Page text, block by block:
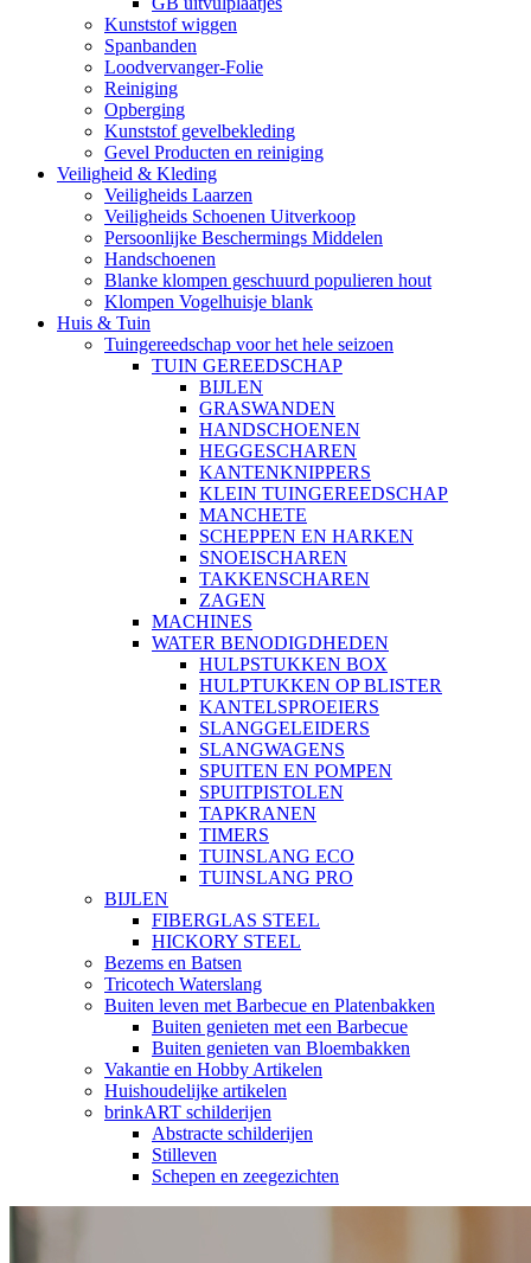
Kunststof wiggen
Spanbanden
Loodvervanger-Folie
Reiniging
Opberging
Kunststof gevelbekleding
Gevel Producten en reiniging
Veiligheid & Kleding
Veiligheids Laarzen
Veiligheids Schoenen Uitverkoop
Persoonlijke Beschermings Middelen
Handschoenen
Blanke klompen geschuurd populieren hout
Klompen Vogelhuisje blank
Huis & Tuin
Tuingereedschap voor het hele seizoen
TUIN GEREEDSCHAP
BIJLEN
GRASWANDEN
HANDSCHOENEN
HEGGESCHAREN
KANTENKNIPPERS
KLEIN TUINGEREEDSCHAP
MANCHETE
SCHEPPEN EN HARKEN
SNOEISCHAREN
TAKKENSCHAREN
ZAGEN
MACHINES
WATER BENODIGDHEDEN
HULPSTUKKEN BOX
HULPTUKKEN OP BLISTER
KANTELSPROEIERS
SLANGGELEIDERS
SLANGWAGENS
SPUITEN EN POMPEN
SPUITPISTOLEN
TAPKRANEN
TIMERS
TUINSLANG ECO
TUINSLANG PRO
BIJLEN
FIBERGLAS STEEL
HICKORY STEEL
Bezems en Batsen
Tricotech Waterslang
Buiten leven met Barbecue en Platenbakken
Buiten genieten met een Barbecue
Buiten genieten van Bloembakken
Vakantie en Hobby Artikelen
Huishoudelijke artikelen
brinkART schilderijen
Abstracte schilderijen
Stilleven
Schepen en zeegezichten